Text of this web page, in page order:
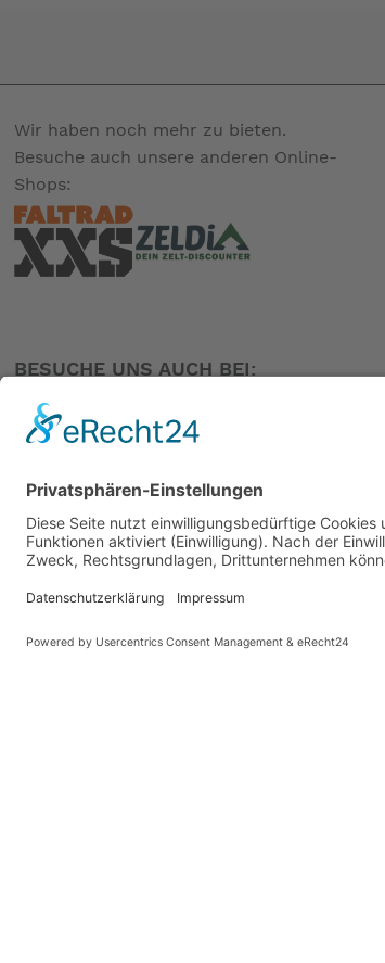
Wir haben noch mehr zu bieten.
Besuche auch unsere anderen Online-
Shops:
BESUCHE UNS AUCH BEI: